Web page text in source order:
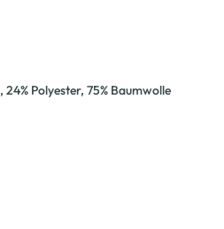
, 24% Polyester, 75% Baumwolle